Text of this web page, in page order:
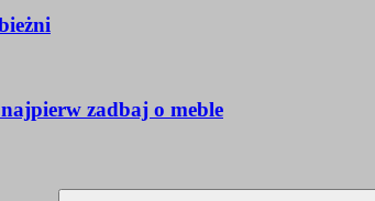
zadbaj o meble